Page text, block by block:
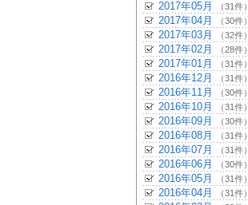
2017年05月 （31件）
2017年04月 （30件）
2017年03月 （32件）
2017年02月 （28件）
2017年01月 （31件）
2016年12月 （31件）
2016年11月 （30件）
2016年10月 （31件）
2016年09月 （30件）
2016年08月 （31件）
2016年07月 （31件）
2016年06月 （30件）
2016年05月 （31件）
2016年04月 （31件）